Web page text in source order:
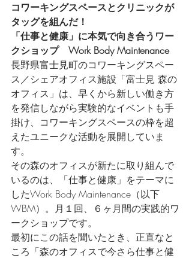
コワーキングスペースとクリニックが
タッグを組んだ！
「仕事と健康」に本気で向き合うワー
クショップ　Work Body Maintenance
長野県富士見町のコワーキングスペー
ス／シェアオフィス施設「富士見 森の
オフィス」は、早くから新しい働き方
を発信しながら実験的なイベントも手
掛け、コワーキングスペースの枠を超
えたユニークな活動を展開していま
す。
その森のオフィスが新たに取り組んで
いるのは、「仕事と健康」をテーマに
したWork Body Maintenance（以下
WBM）。月１回、６ヶ月間の実践的ワ
ークショップです。
最初にこの話を聞いたとき、正直なと
ころ「森のオフィスで今さら仕事と健